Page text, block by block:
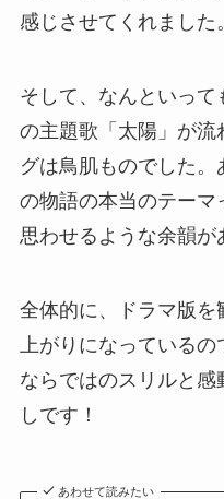
感じさせてくれました。
そして、なんといっ
の主題歌「太陽」が
グは鳥肌ものでした
の物語の本当のテーマ
思わせるような余韻が
全体的に、ドラマ版
上がりになっているの
ならではのスリルと
しです！
あわせて読みたい